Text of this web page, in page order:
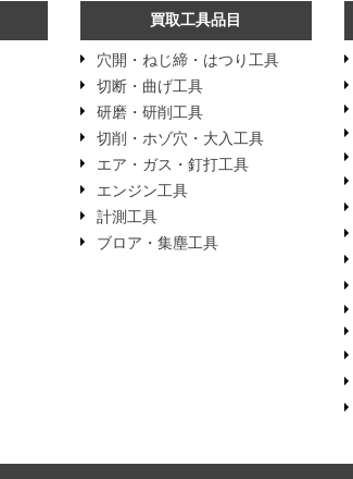
買取工具品目
穴開・ねじ締・はつり工具
切断・曲げ工具
研磨・研削工具
切削・ホゾ穴・大入工具
エア・ガス・釘打工具
エンジン工具
計測工具
ブロア・集塵工具